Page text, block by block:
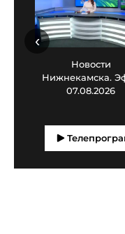
Новости
Нижнекамска.
07.08.2026
‹